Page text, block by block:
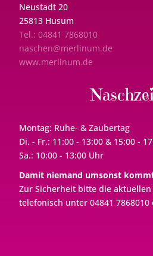
Neustadt 20
25813 Husum
Tel.: 04841 7868010
naschen@merlinum.de
www.merlinum.de
Montag: Ruhe- & Zaubertag
Di. - Fr.: 11:00 - 13:00 & 15:00 -
Sa.: 10:00 - 13:00 Uhr
Damit niemand umsonst
Zur Sicherheit bitte die
telefonisch unter 04841 7868010